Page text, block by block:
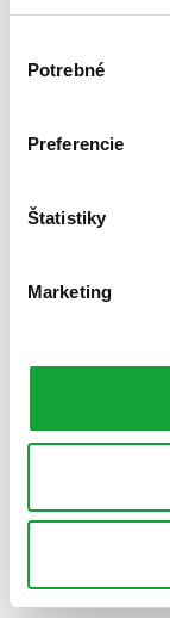
súhlasu
Potrebné
Preferencie
Štatistiky
Marketing